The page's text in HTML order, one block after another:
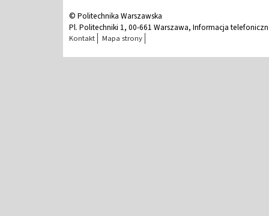
© Politechnika Warszawska
Pl. Politechniki 1, 00-661 Warszawa, Informacja
Kontakt Mapa strony